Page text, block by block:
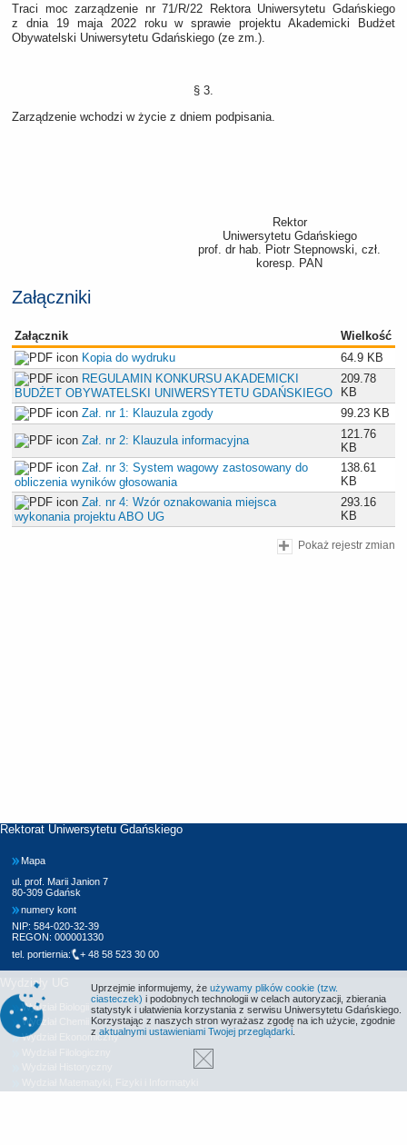
Traci moc zarządzenie nr 71/R/22 Rektora Uniwersytetu Gdańskiego
z dnia 19 maja 2022 roku w sprawie projektu Akademicki Budżet
Obywatelski Uniwersytetu Gdańskiego (ze zm.).
§ 3.
Zarządzenie wchodzi w życie z dniem podpisania.
Rektor
Uniwersytetu Gdańskiego
prof. dr hab. Piotr Stepnowski, czł.
koresp. PAN
Załączniki
Załącznik
Wielkość
Kopia do wydruku
64.9 KB
REGULAMIN KONKURSU AKADEMICKI
BUDŻET OBYWATELSKI UNIWERSYTETU GDAŃSKIEGO
209.78
KB
Zał. nr 1: Klauzula zgody
99.23 KB
Zał. nr 2: Klauzula informacyjna
121.76
KB
Zał. nr 3: System wagowy zastosowany do
obliczenia wyników głosowania
138.61
KB
Zał. nr 4: Wzór oznakowania miejsca
wykonania projektu ABO UG
293.16
KB
Pokaż rejestr zmian
Rektorat Uniwersytetu Gdańskiego
Mapa
ul. prof. Marii Janion 7
80-309 Gdańsk
numery kont
NIP: 584-020-32-39
REGON: 000001330
tel. portiernia:
+ 48 58 523 30 00
Wydziały UG
Wydział Biologii
Wydział Chemii
Wydział Ekonomiczny
Uprzejmie informujemy, że używamy plików cookie (tzw.
ciasteczek) i podobnych technologii w celach autoryzacji, zbierania
statystyk i ułatwienia korzystania z serwisu Uniwersytetu Gdańskiego.
Korzystając z naszych stron wyrażasz zgodę na ich użycie, zgodnie
z aktualnymi ustawieniami Twojej przeglądarki